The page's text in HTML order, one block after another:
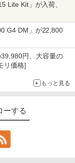
Lite Kit」が入荷、
G4 DM」が22,800
円、大容量の
リ価格]
もっと見る
ーする